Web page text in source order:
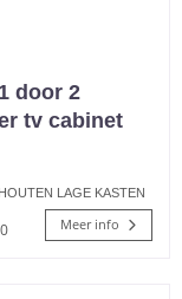
door 2
tv cabinet
LAGE KASTEN
Meer info